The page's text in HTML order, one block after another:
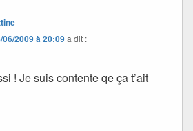
06/2009 à 20:09a dit :
! Je suis contente qe ça t’ait